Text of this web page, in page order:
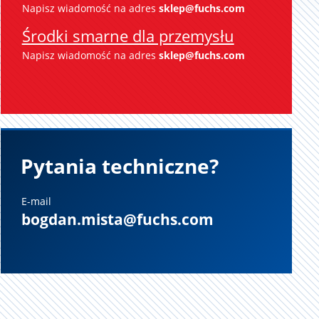
Napisz wiadomość na adres sklep@fuchs.com
Środki smarne dla przemysłu
Napisz wiadomość na adres sklep@fuchs.com
E-mail
bogdan.mista@fuchs.com